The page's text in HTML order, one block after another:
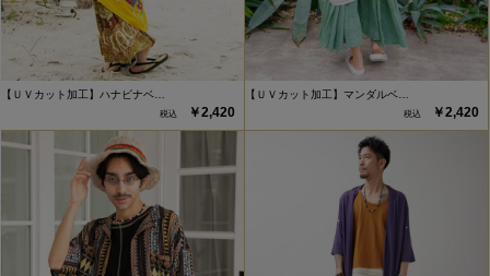
【ＵＶカット加工】ハナビナベ…
￥2,420
【ＵＶカット加工】マンダルベ…
￥2,420